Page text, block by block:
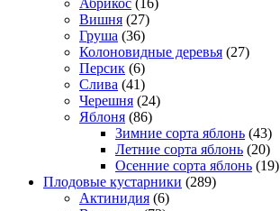
Абрикос (16)
Вишня (27)
Груша (36)
Колоновидные деревья (27)
Персик (6)
Слива (41)
Черешня (24)
Яблоня (86)
Зимние сорта яблонь (43)
Летние сорта яблонь (20)
Осенние сорта яблонь (19)
Плодовые кустарники (289)
Актинидия (6)